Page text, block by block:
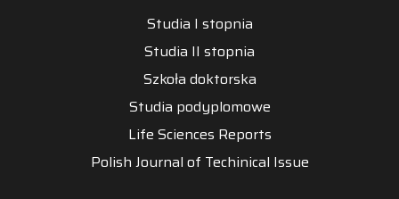
Studia I stopnia
Studia II stopnia
Szkoła doktorska
Studia podyplomowe
Life Sciences Reports
Polish Journal of Techinical Issue